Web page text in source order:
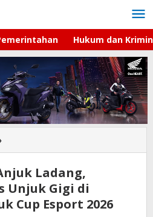
Hukum dan
Bumi
Anjuk
Ladang,
Puluhan
Gamers
Ladang,
Unjuk Gigi di
Cup Esport 2026